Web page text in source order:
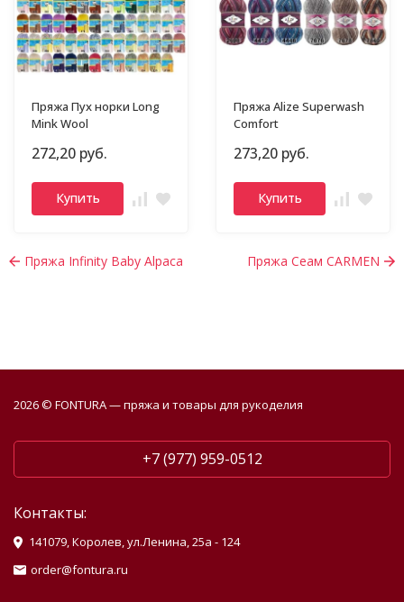
Пряжа Пух норки Long
Mink Wool
272,20 руб.
Купить
Пряжа Alize Superwash
Comfort
273,20 руб.
Купить
Пряжа Infinity Baby Alpaca Пряжа Сеам CARMEN
2026 © FONTURA — пряжа и товары для рукоделия
+7 (977) 959-0512
Контакты:
141079, Королев, ул.Ленина, 25а - 124
order@fontura.ru